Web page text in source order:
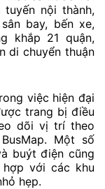
nội thành,
bay, bến xe,
khắp 21 quận,
di chuyển thuận
việc hiện đại
trang bị điều
dõi vị trí theo
Một số
buýt điện cũng
với các khu
hẹp.